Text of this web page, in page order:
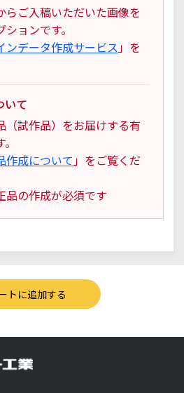
らご入稿いただいた画像を
ョンです。
ンデータ作成サービス」を
いて
（試作品）をお届けする有
作成について」をご覧くだ
の作成が必須です